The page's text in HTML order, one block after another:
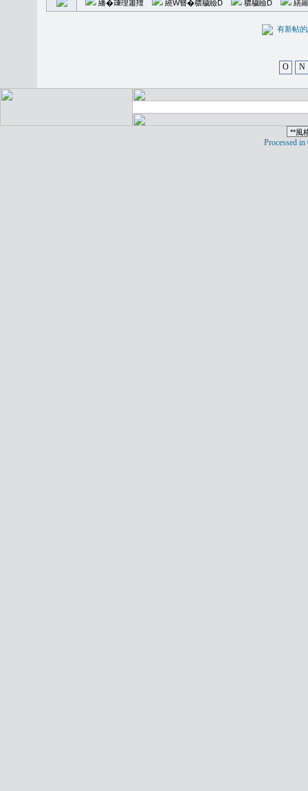
繙�𥪕理簫羶 繞W簪�穠穢瞼D 穠穢瞼D 繕
有新
O N
Processed